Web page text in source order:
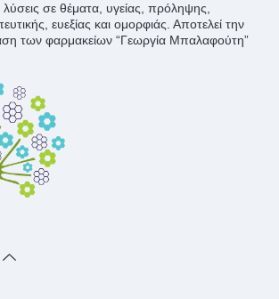
σε θέματα, υγείας, πρόληψης,
ευεξίας και ομορφιάς. Αποτελεί την
των φαρμακείων “Γεωργία Μπαλαφούτη”